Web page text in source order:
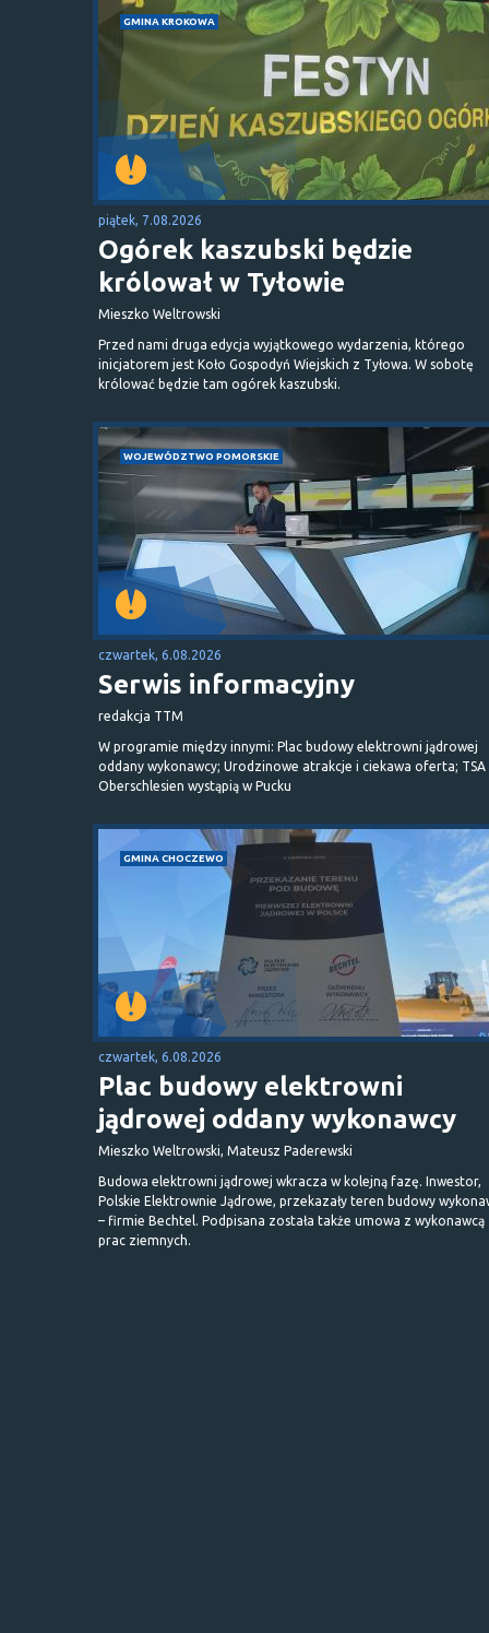
GMINA KROKOWA
piątek, 7.08.2026
Ogórek kaszubski będzie
królował w Tyłowie
Mieszko Weltrowski
Przed nami druga edycja wyjątkowego wydarzenia, którego
inicjatorem jest Koło Gospodyń Wiejskich z Tyłowa. W sobotę
królować będzie tam ogórek kaszubski.
WOJEWÓDZTWO POMORSKIE
czwartek, 6.08.2026
Serwis informacyjny
redakcja TTM
W programie między innymi: Plac budowy elektrowni jądrowej
oddany wykonawcy; Urodzinowe atrakcje i ciekawa oferta; TSA
Oberschlesien wystąpią w Pucku
GMINA CHOCZEWO
czwartek, 6.08.2026
Plac budowy elektrowni
jądrowej oddany wykonawcy
Mieszko Weltrowski, Mateusz Paderewski
Budowa elektrowni jądrowej wkracza w kolejną fazę. Inwestor,
Polskie Elektrownie Jądrowe, przekazały teren budowy
– firmie Bechtel. Podpisana została także umowa z wykonawcą
prac ziemnych.